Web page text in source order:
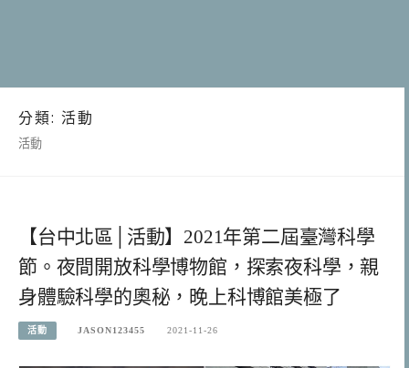
分類: 活動
活動
【台中北區│活動】2021年第二屆臺灣科學
節。夜間開放科學博物館，探索夜科學，親
身體驗科學的奧秘，晚上科博館美極了
活動 JASON123455 2021-11-26